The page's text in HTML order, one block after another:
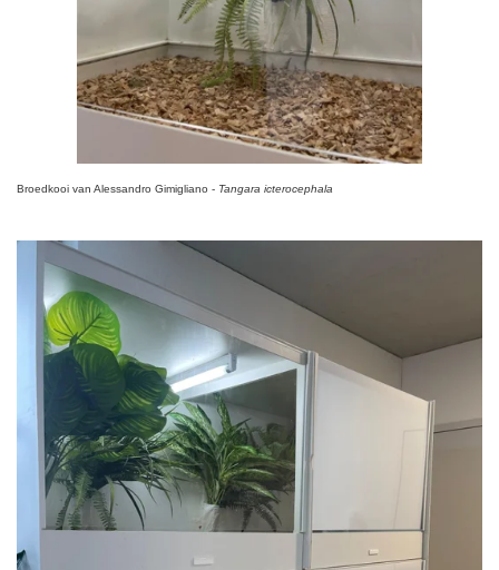
Broedkooi van Alessandro Gimigliano - Tangara icterocephala